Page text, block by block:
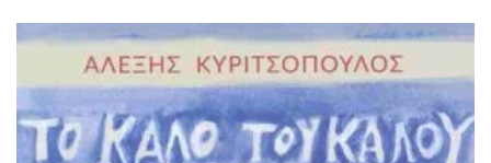
was:
€38.80.
τιμή
είναι:
€35.00.